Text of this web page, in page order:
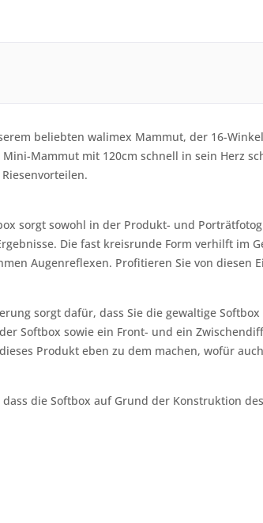
beliebten walimex Mammut, der 16-
Mammut mit 120cm schnell in sein Herz
sorgt sowohl in der Produkt- und
Die fast kreisrunde Form verhilft im
Augenreflexen. Profitieren Sie von diesen
sorgt dafür, dass Sie die gewaltige
Softbox sowie ein Front- und ein
Produkt eben zu dem machen, wofür
dass die Softbox auf Grund der Konstruktion